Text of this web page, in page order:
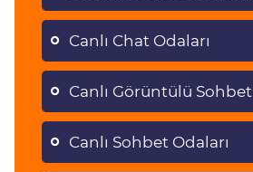
Canlı Chat Odaları
Canlı Görüntülü Sohbet
Canlı Sohbet Odaları